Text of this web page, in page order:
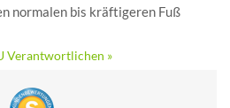
normalen bis kräftigeren Fuß
Verantwortlichen »